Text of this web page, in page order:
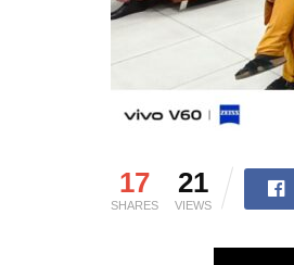
17
SHARES
21
VIEWS